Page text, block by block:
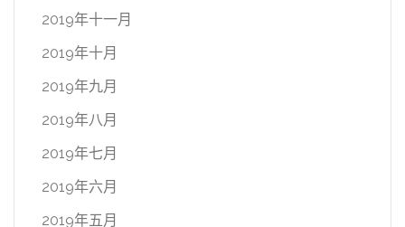
2019年十一月
2019年十月
2019年九月
2019年八月
2019年七月
2019年六月
2019年五月